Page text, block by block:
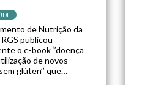
de Nutrição da
publicou
o e-book ‘’doença
de novos
glúten’’ que